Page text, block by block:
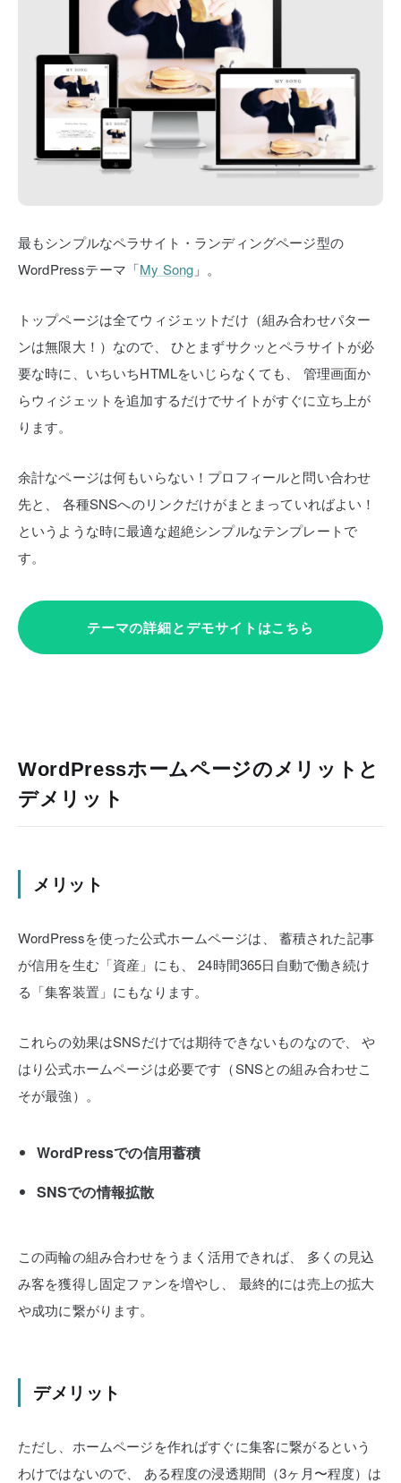
最もシンプルなペラサイト・ランディングページ型の
WordPressテーマ「My Song 」。
トップページは全てウィジェットだけ（組み合わせパター
ンは無限大！）なので、
ひとまずサクッとペラサイトが必
要な時に、いちいちHTMLをいじらなくても、
管理画面か
らウィジェットを追加するだけでサイトがすぐに立ち上が
ります。
余計なページは何もいらない！プロフィールと問い合わせ
先と、
各種SNSへのリンクだけがまとまっていればよい！
というような時に最適な超絶シンプルなテンプレートで
す。
テーマの詳細とデモサイトはこちら
WordPressホームページのメリットと
デメリット
メリット
WordPressを使った公式ホームページは、
蓄積された記事
が信用を生む「資産」にも、
24時間365日自動で働き続け
る「集客装置」にもなります。
これらの効果はSNSだけでは期待できないものなので、
や
はり公式ホームページは必要です（SNSとの組み合わせこ
そが最強）。
WordPressでの信用蓄積
SNSでの情報拡散
この両輪の組み合わせをうまく活用できれば、
多くの見込
み客を獲得し固定ファンを増やし、
最終的には売上の拡大
や成功に繋がります。
デメリット
ただし、ホームページを作ればすぐに集客に繋がるという
わけではないので、
ある程度の浸透期間（3ヶ月〜程度）は